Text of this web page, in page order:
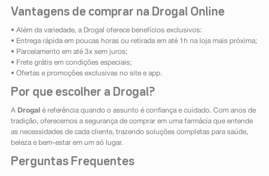
Vantagens de comprar na Drogal Online
• Além da variedade, a Drogal oferece benefícios exclusivos:
• Entrega rápida em poucas horas ou retirada em até 1h na loja mais próxima;
• Parcelamento em até 3x sem juros;
• Frete grátis em condições especiais;
• Ofertas e promoções exclusivas no site e app.
Por que escolher a Drogal?
A Drogal é referência quando o assunto é confiança e cuidado. Com anos de
tradição, oferecemos a segurança de comprar em uma farmácia que entende
as necessidades de cada cliente, trazendo soluções completas para saúde,
beleza e bem-estar em um só lugar.
Perguntas Frequentes